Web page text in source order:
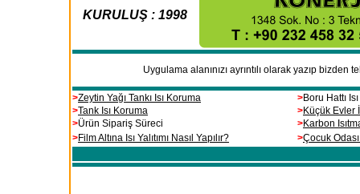
KURULUŞ : 1998
.
Uygulama alanınızı ayrıntılı olarak yazıp bizden
.
>Zeytin Yağı Tankı Isı Koruma >Boru Hattı
>Tank Isı Koruma >Küçük Evler
>Ürün Sipariş Süreci >Karbon
>Film Altına Isı Yalıtımı Nasıl Yapılır? >Çocuk
.